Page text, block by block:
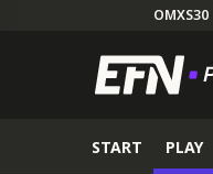
OMXS30
START PLAY